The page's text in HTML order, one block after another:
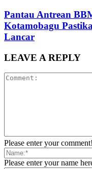
Pantau Antrean
Kotamobagu
Lancar
LEAVE A REPLY
Please enter your comment!
Please enter your name